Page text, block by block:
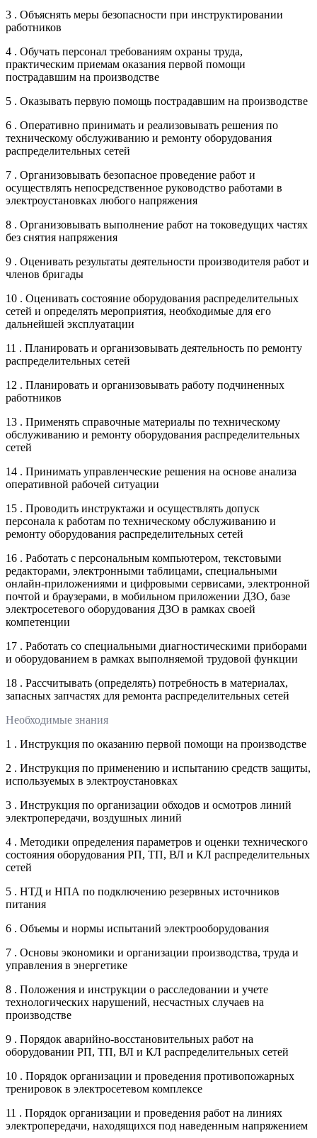
3 . Объяснять меры безопасности при инструктировании
работников
4 . Обучать персонал требованиям охраны труда,
практическим приемам оказания первой помощи
пострадавшим на производстве
5 . Оказывать первую помощь пострадавшим на производстве
6 . Оперативно принимать и реализовывать решения по
техническому обслуживанию и ремонту оборудования
распределительных сетей
7 . Организовывать безопасное проведение работ и
осуществлять непосредственное руководство работами в
электроустановках любого напряжения
8 . Организовывать выполнение работ на токоведущих частях
без снятия напряжения
9 . Оценивать результаты деятельности производителя работ и
членов бригады
10 . Оценивать состояние оборудования распределительных
сетей и определять мероприятия, необходимые для его
дальнейшей эксплуатации
11 . Планировать и организовывать деятельность по ремонту
распределительных сетей
12 . Планировать и организовывать работу подчиненных
работников
13 . Применять справочные материалы по техническому
обслуживанию и ремонту оборудования распределительных
сетей
14 . Принимать управленческие решения на основе анализа
оперативной рабочей ситуации
15 . Проводить инструктажи и осуществлять допуск
персонала к работам по техническому обслуживанию и
ремонту оборудования распределительных сетей
16 . Работать с персональным компьютером, текстовыми
редакторами, электронными таблицами, специальными
онлайн-приложениями и цифровыми сервисами, электронной
почтой и браузерами, в мобильном приложении ДЗО, базе
электросетевого оборудования ДЗО в рамках своей
компетенции
17 . Работать со специальными диагностическими приборами
и оборудованием в рамках выполняемой трудовой функции
18 . Рассчитывать (определять) потребность в материалах,
запасных запчастях для ремонта распределительных сетей
Необходимые знания
1 . Инструкция по оказанию первой помощи на производстве
2 . Инструкция по применению и испытанию средств защиты,
используемых в электроустановках
3 . Инструкция по организации обходов и осмотров линий
электропередачи, воздушных линий
4 . Методики определения параметров и оценки технического
состояния оборудования РП, ТП, ВЛ и КЛ распределительных
сетей
5 . НТД и НПА по подключению резервных источников
питания
6 . Объемы и нормы испытаний электрооборудования
7 . Основы экономики и организации производства, труда и
управления в энергетике
8 . Положения и инструкции о расследовании и учете
технологических нарушений, несчастных случаев на
производстве
9 . Порядок аварийно-восстановительных работ на
оборудовании РП, ТП, ВЛ и КЛ распределительных сетей
10 . Порядок организации и проведения противопожарных
тренировок в электросетевом комплексе
11 . Порядок организации и проведения работ на линиях
электропередачи, находящихся под наведенным напряжением